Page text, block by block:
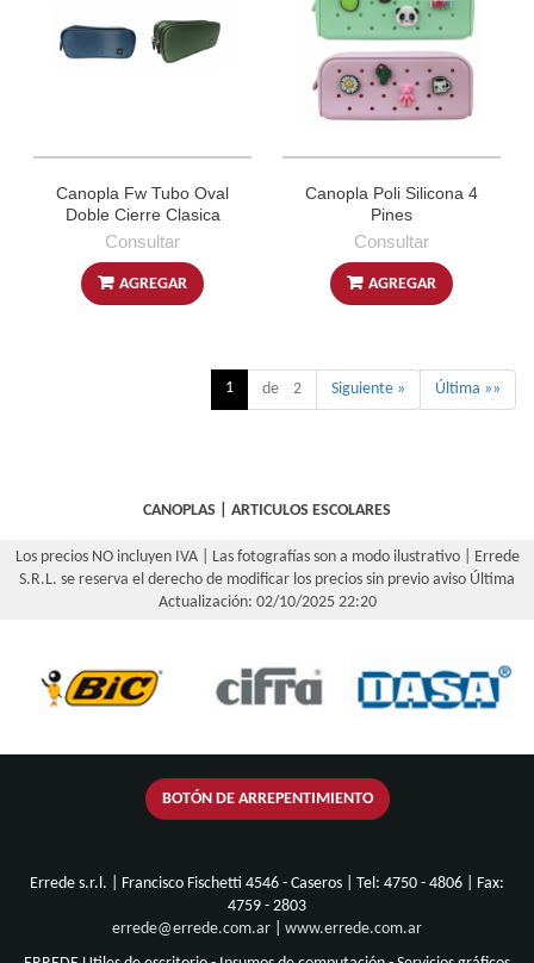
Canopla Fw Tubo Oval
Doble Cierre Clasica
Consultar
AGREGAR
Canopla Poli Silicona 4
Pines
Consultar
AGREGAR
1 de 2 Siguiente » Última »»
CANOPLAS ARTICULOS ESCOLARES
Los precios NO incluyen IVA | Las fotografías son a modo ilustrativo | Errede
S.R.L. se reserva el derecho de modificar los precios sin previo aviso Última
Actualización: 02/10/2025 22:20
BOTÓN DE ARREPENTIMIENTO
Errede s.r.l. | Francisco Fischetti 4546 - Caseros | Tel: 4750 - 4806 | Fax:
4759 - 2803
errede@errede.com.ar
www.errede.com.ar